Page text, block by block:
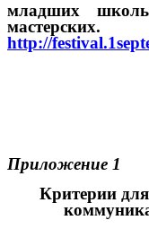
младших
мастерских.
http://
Приложение 1
Критерии